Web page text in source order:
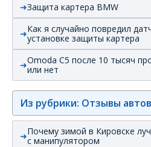
Защита картера BMW
Как я случайно повредил
установке защиты картера
Omoda C5 после 10 тысяч
или нет
Из рубрики: Отзывы
Почему зимой в Кировске
с манипулятором